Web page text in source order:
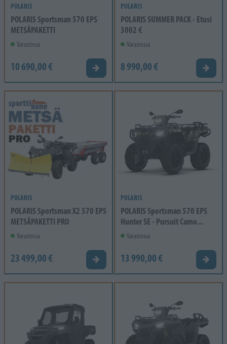
POLARIS
POLARIS Sportsman 570 EPS
METSÄPAKETTI
Varastossa
10 690,00 € Tarjouspyyntö
POLARIS
POLARIS SUMMER PACK - Etusi
3002 €
Varastossa
8 990,00 €
POLARIS
POLARIS Sportsman X2 570 EPS
METSÄPAKETTI PRO
Varastossa
23 499,00 € Tarjouspyyntö
POLARIS
POLARIS Sportsman 570 EPS
Hunter SE - Pursuit Camo...
Varastossa
13 990,00 €